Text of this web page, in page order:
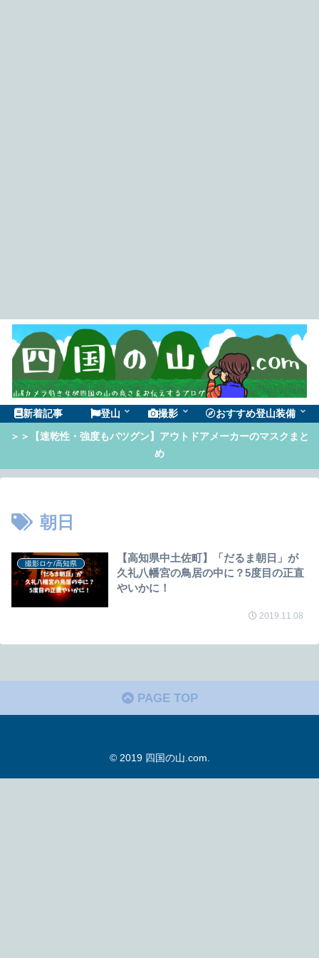
新着記事 登山 撮影 おすすめ登山装備
＞＞【速乾性・強度もバツグン】アウトドアメーカーのマスクまと
め
朝日
撮影ロケ/高知県
【高知県中土佐町】「だるま朝日」が
久礼八幡宮の鳥居の中に？5度目の正直
やいかに！
2019.11.08
PAGE TOP
© 2019 四国の山.com.